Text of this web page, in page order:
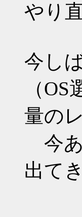
やり
今し
（
量の
今あ
出て